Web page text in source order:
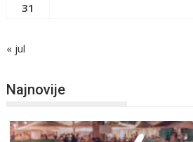
31
« jul
Najnovije